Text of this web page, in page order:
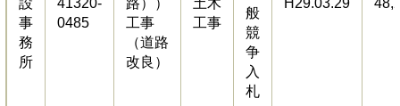
設
事
務
所
41320-
0485
路））
工事
（道路
改良）
土木
工事
般
競
争
入
札
H29.03.29